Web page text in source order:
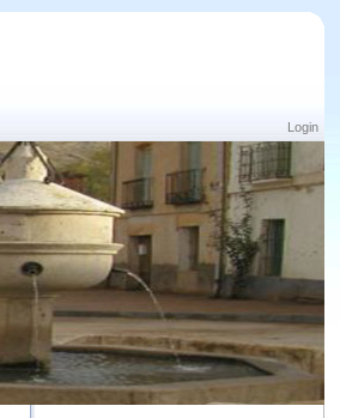
Login